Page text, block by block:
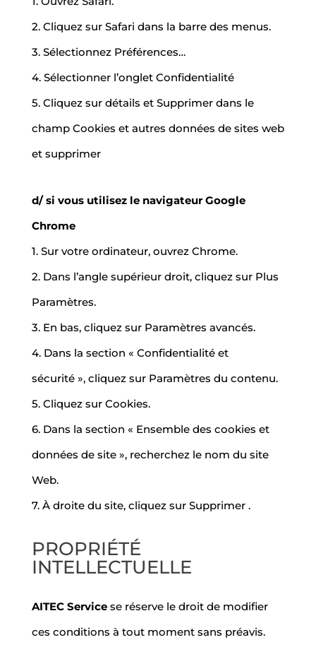
2. Cliquez sur Safari dans la barre des menus.
3. Sélectionnez Préférences…
4. Sélectionner l’onglet Confidentialité
5. Cliquez sur détails et Supprimer dans le
champ Cookies et autres données de sites web
et supprimer
d/ si vous utilisez le navigateur Google
Chrome
1. Sur votre ordinateur, ouvrez Chrome.
2. Dans l’angle supérieur droit, cliquez sur Plus
Paramètres.
3. En bas, cliquez sur Paramètres avancés.
4. Dans la section « Confidentialité et
sécurité », cliquez sur Paramètres du contenu.
5. Cliquez sur Cookies.
6. Dans la section « Ensemble des cookies et
données de site », recherchez le nom du site
Web.
7. À droite du site, cliquez sur Supprimer .
PROPRIÉTÉ
INTELLECTUELLE
AITEC Servicese réserve le droit de modifier
ces conditions à tout moment sans préavis.